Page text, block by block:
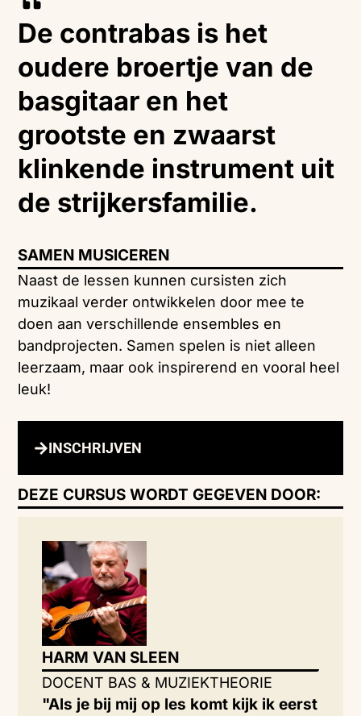
De contrabas is het
oudere broertje van de
basgitaar en het
grootste en zwaarst
klinkende instrument uit
de strijkersfamilie.
SAMEN MUSICEREN
Naast de lessen kunnen cursisten zich
muzikaal verder ontwikkelen door mee te
doen aan verschillende ensembles en
bandprojecten. Samen spelen is niet alleen
leerzaam, maar ook inspirerend en vooral heel
leuk!
INSCHRIJVEN
DEZE CURSUS WORDT GEGEVEN DOOR:
HARM VAN SLEEN
DOCENT BAS & MUZIEKTHEORIE
"Als je bij mij op les komt kijk ik eerst